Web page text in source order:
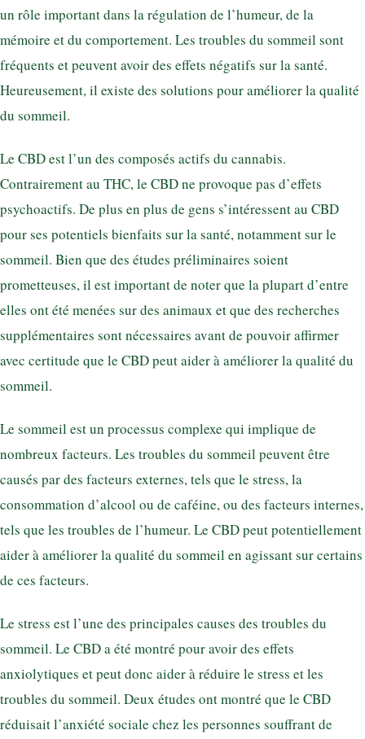
un rôle important dans la régulation de l’humeur, de la
mémoire et du comportement. Les troubles du sommeil sont
fréquents et peuvent avoir des effets négatifs sur la santé.
Heureusement, il existe des solutions pour améliorer la qualité
du sommeil.
Le CBD est l’un des composés actifs du cannabis.
Contrairement au THC, le CBD ne provoque pas d’effets
psychoactifs. De plus en plus de gens s’intéressent au CBD
pour ses potentiels bienfaits sur la santé, notamment sur le
sommeil. Bien que des études préliminaires soient
prometteuses, il est important de noter que la plupart d’entre
elles ont été menées sur des animaux et que des recherches
supplémentaires sont nécessaires avant de pouvoir affirmer
avec certitude que le CBD peut aider à améliorer la qualité du
sommeil.
Le sommeil est un processus complexe qui implique de
nombreux facteurs. Les troubles du sommeil peuvent être
causés par des facteurs externes, tels que le stress, la
consommation d’alcool ou de caféine, ou des facteurs internes,
tels que les troubles de l’humeur. Le CBD peut potentiellement
aider à améliorer la qualité du sommeil en agissant sur certains
de ces facteurs.
Le stress est l’une des principales causes des troubles du
sommeil. Le CBD a été montré pour avoir des effets
anxiolytiques et peut donc aider à réduire le stress et les
troubles du sommeil. Deux études ont montré que le CBD
réduisait l’anxiété sociale chez les personnes souffrant de